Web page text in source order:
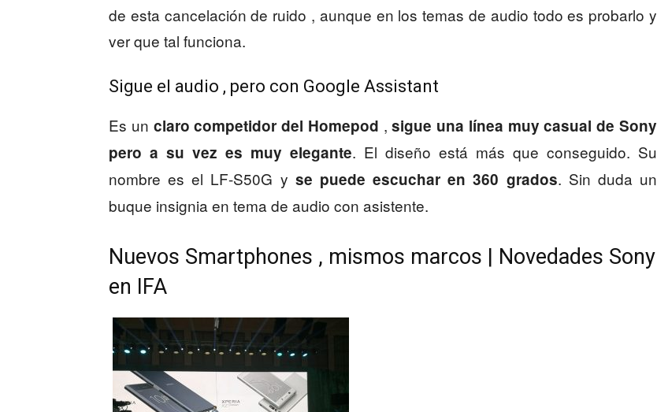
de esta cancelación de ruido , aunque en los temas de audio todo es probarlo y
ver que tal funciona.
Sigue el audio , pero con Google Assistant
Es un claro competidor del Homepod ,sigue una línea muy casual de Sony
pero a su vez es muy elegante. El diseño está más que conseguido. Su
nombre es el LF-S50G y se puede escuchar en 360 grados. Sin duda un
buque insignia en tema de audio con asistente.
Nuevos Smartphones , mismos marcos | Novedades Sony
en IFA